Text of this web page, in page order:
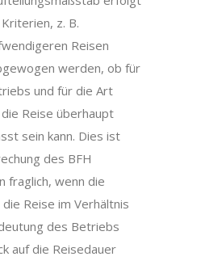
z. B.
Reisen
werden, ob für
und für die Art
Reise überhaupt
sein kann. Dies ist
des BFH
fraglich, wenn die
Reise im Verhältnis
des Betriebs
auf die Reisedauer